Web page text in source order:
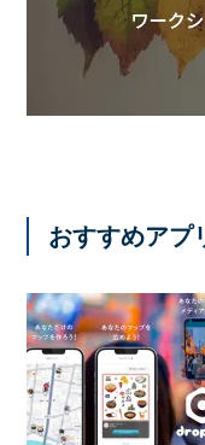
おすすめア